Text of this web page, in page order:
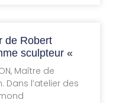
de Robert
sculpteur «
Maître de
Dans l’atelier des